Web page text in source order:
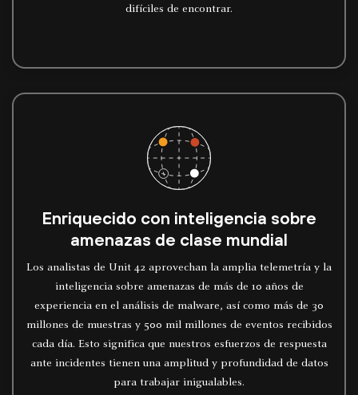
difíciles de encontrar.
Enriquecido con inteligencia sobre
amenazas de clase mundial
Los analistas de Unit 42 aprovechan la amplia telemetría y la
inteligencia sobre amenazas de más de 10 años de
experiencia en el análisis de malware, así como más de 30
millones de muestras y 500 mil millones de eventos recibidos
cada día. Esto significa que nuestros esfuerzos de respuesta
ante incidentes tienen una amplitud y profundidad de datos
para trabajar inigualables.